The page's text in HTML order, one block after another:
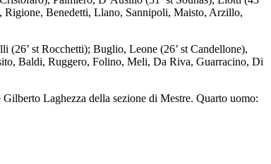
Rigione, Benedetti, Llano, Sannipoli, Maisto, Arzillo,
st Rocchetti); Buglio, Leone (26’ st Candellone),
Baldi, Ruggero, Folino, Meli, Da Riva, Guarracino, Di
Laghezza della sezione di Mestre. Quarto uomo: